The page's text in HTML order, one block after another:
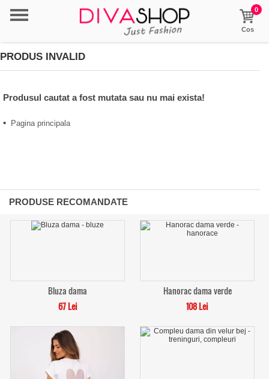
0
Cos
PRODUS INVALID
Produsul cautat a fost mutata sau nu mai exista!
• Pagina principala
PRODUSE RECOMANDATE
Bluza dama
67 Lei
Hanorac dama verde
108 Lei